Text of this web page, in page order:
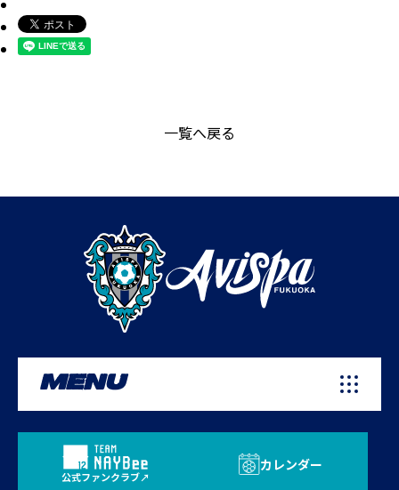
一覧へ戻る
MENU
公式ファンクラブ
カレンダー